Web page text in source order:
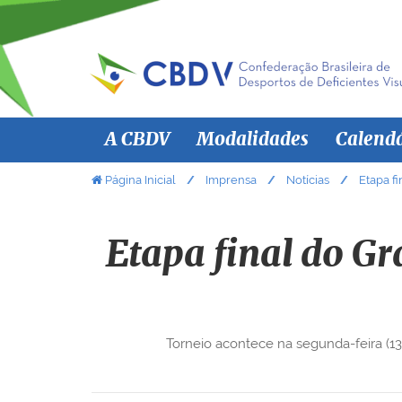
A CBDV Modalidades
V Página Inicial Imprensa Notícias Etapa
Etapa final do
Torneio acontece na segunda-feira